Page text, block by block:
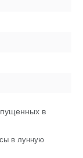
в
в лунную